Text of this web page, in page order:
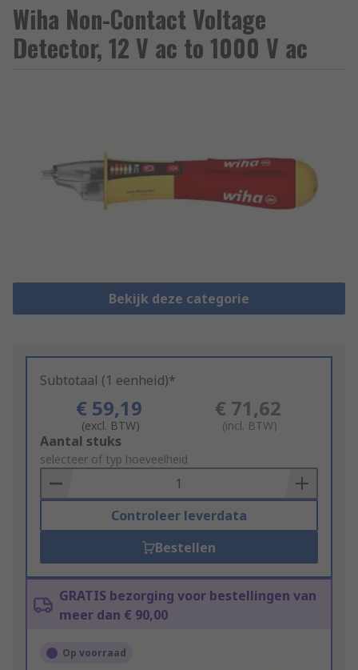
Wiha Non-Contact Voltage
Detector, 12 V ac to 1000 V ac
Bekijk deze categorie
Subtotaal (1 eenheid)*
€ 59,19
(excl. BTW)
€ 71,62
(incl. BTW)
Add
to
Basket
Aantal stuks
selecteer of typ hoeveelheid
Controleer leverdata
Bestellen
GRATIS bezorging voor bestellingen van
meer dan € 90,00
Op voorraad